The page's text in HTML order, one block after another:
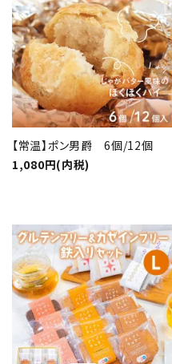
【常温】ポン男爵 6個/12個
1,080円(内税)